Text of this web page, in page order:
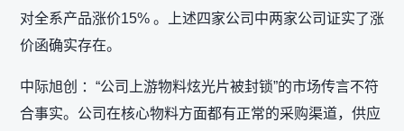
对全系产品涨价15% 。上述四家公司中两家公司证实了涨
价函确实存在。
中际旭创 ：“公司上游物料炫光片被封锁”的市场传言不符
合事实。公司在核心物料方面都有正常的采购渠道，供应